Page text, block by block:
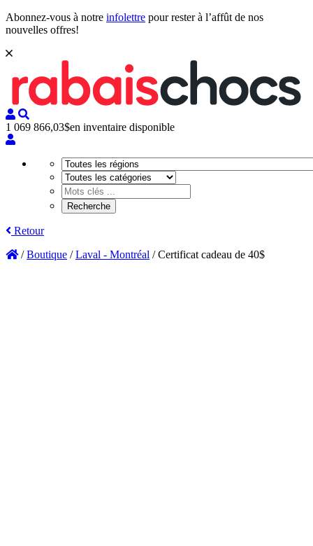
Abonnez-vous à notre infolettre pour rester à l’affût de nos
nouvelles offres!
1 069 866,03$en inventaire disponible
Retour
/Boutique /Laval - Montréal /Certificat cadeau de 40$